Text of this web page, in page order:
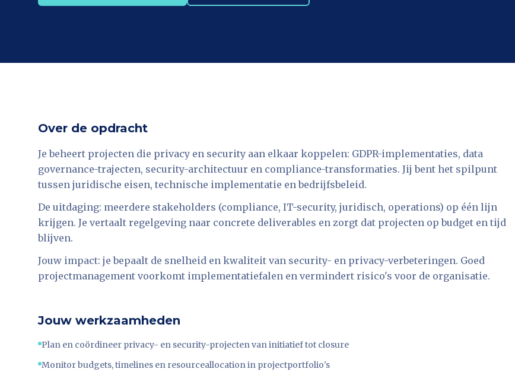
Over de opdracht
Je beheert projecten die privacy en security aan elkaar koppelen: GDPR-implementaties, data
governance-trajecten, security-architectuur en compliance-transformaties. Jij bent het spilpunt
tussen juridische eisen, technische implementatie en bedrijfsbeleid.
De uitdaging: meerdere stakeholders (compliance, IT-security, juridisch, operations) op één lijn
krijgen. Je vertaalt regelgeving naar concrete deliverables en zorgt dat projecten op budget en tijd
blijven.
Jouw impact: je bepaalt de snelheid en kwaliteit van security- en privacy-verbeteringen. Goed
projectmanagement voorkomt implementatiefalen en vermindert risico's voor de organisatie.
Jouw werkzaamheden
Plan en coördineer privacy- en security-projecten van initiatief tot closure
Monitor budgets, timelines en resourceallocation in projectportfolio's